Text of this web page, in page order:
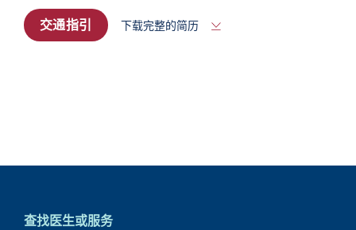
交通指引 下载完整的简历
查找医生或服务